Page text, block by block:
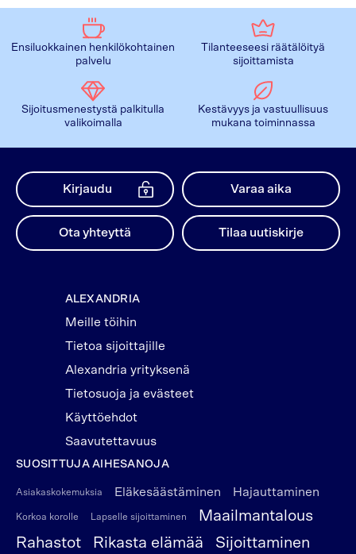
Ensiluokkainen henkilökohtainen
palvelu
Tilanteeseesi räätälöityä
sijoittamista
Sijoitusmenestystä palkitulla
valikoimalla
Kestävyys ja vastuullisuus
mukana toiminnassa
Kirjaudu Varaa aika
Ota yhteyttä Tilaa uutiskirje
ALEXANDRIA
Meille töihin
Tietoa sijoittajille
Alexandria yrityksenä
Tietosuoja ja evästeet
Käyttöehdot
Saavutettavuus
SUOSITTUJA AIHESANOJA
Asiakaskokemuksia Eläkesäästäminen Hajauttaminen
Korkoa korolle Lapselle sijoittaminen
Maailmantalous
Rahastot
Rikasta elämää Sijoittaminen